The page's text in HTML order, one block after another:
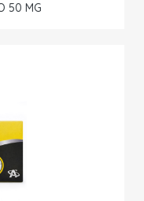
50 MG